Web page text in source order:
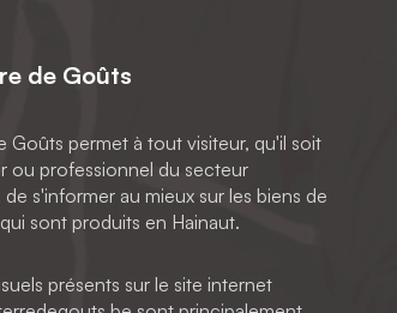
de Goûts
Goûts permet à tout visiteur, qu'il soit
ou professionnel du secteur
s'informer au mieux sur les biens de
sont produits en Hainaut.
présents sur le site internet